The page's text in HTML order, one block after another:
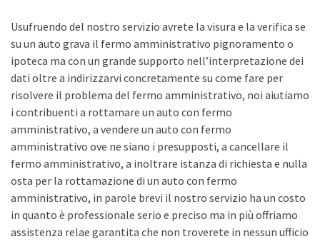
Usufruendo del nostro servizio avrete la visura e la verifica se
su un auto grava il fermo amministrativo pignoramento o
ipoteca ma con un grande supporto nell’interpretazione dei
dati oltre a indirizzarvi concretamente su come fare per
risolvere il problema del fermo amministrativo, noi aiutiamo
i contribuenti a rottamare un auto con fermo
amministrativo, a vendere un auto con fermo
amministrativo ove ne siano i presupposti, a cancellare il
fermo amministrativo, a inoltrare istanza di richiesta e nulla
osta per la rottamazione di un auto con fermo
amministrativo, in parole brevi il nostro servizio ha un costo
in quanto è professionale serio e preciso ma in più offriamo
assistenza relae garantita che non troverete in nessun ufficio